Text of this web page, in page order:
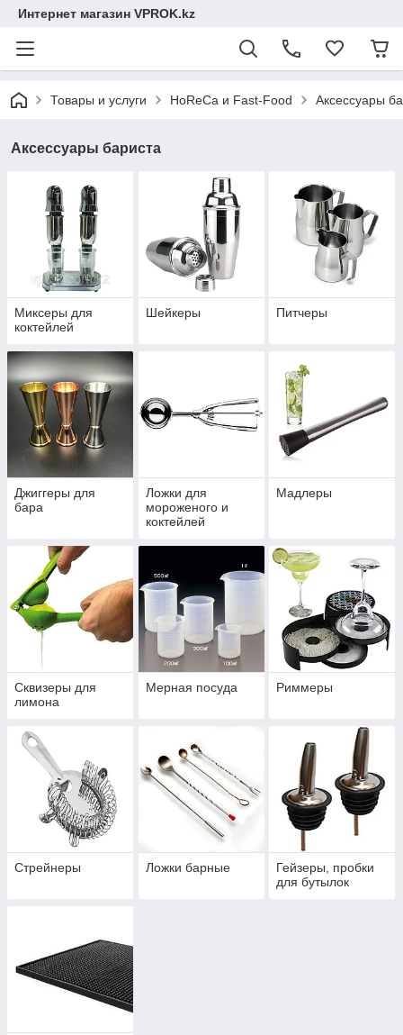
Интернет магазин VPROK.kz
Товары и услуги HoReCa и Fast-Food Аксессуары
Аксессуары бариста
Миксеры для
коктейлей
Шейкеры Питчеры
Джиггеры для
бара
Ложки для
мороженого и
коктейлей
Мадлеры
Сквизеры для
лимона
Мерная посуда Риммеры
Стрейнеры Ложки барные
Гейзеры, пробки
для бутылок